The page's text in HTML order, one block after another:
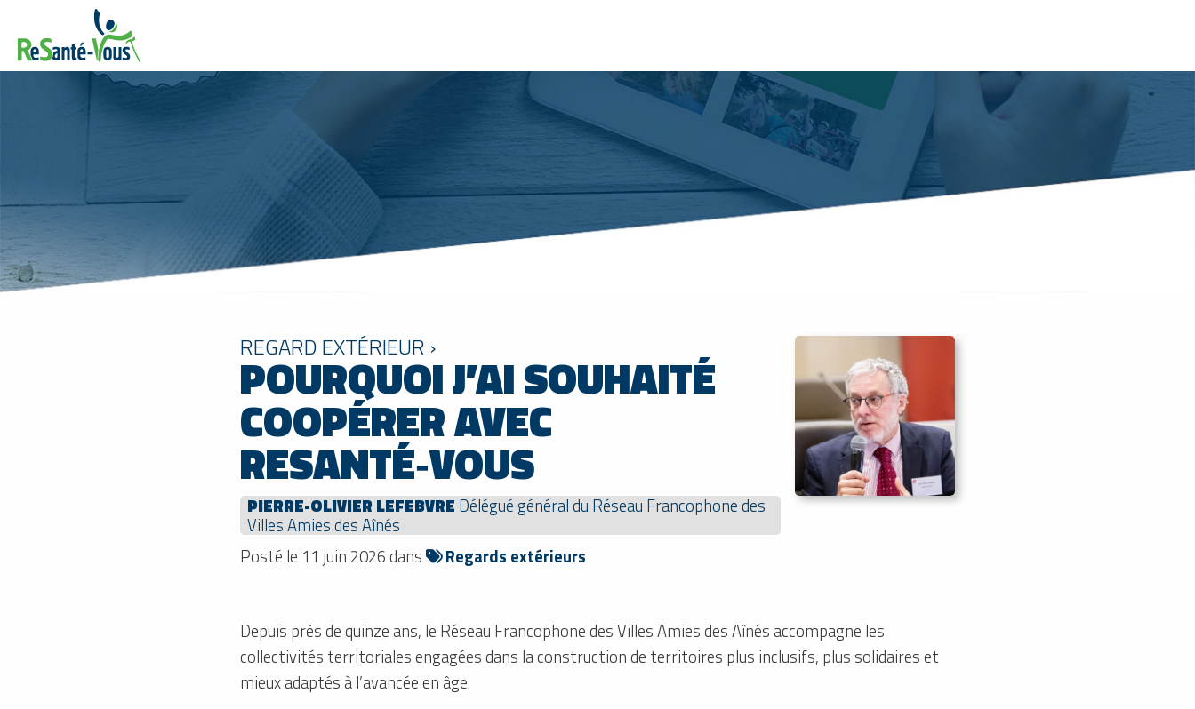
REGARD EXTÉRIEUR ›
POURQUOI J’AI SOUHAITÉ
COOPÉRER AVEC
RESANTÉ‑VOUS
PIERRE-OLIVIER LEFEBVRE Délégué général du Réseau Francophone des
Villes Amies des Aînés
Posté le 11 juin 2026 dans
Regards extérieurs
Depuis près de quinze ans, le Réseau Francophone des Villes Amies des Aînés accompagne les
collectivités territoriales engagées dans la construction de territoires plus inclusifs, plus solidaires et
mieux adaptés à l’avancée en âge.